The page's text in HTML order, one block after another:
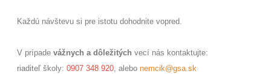
Každú návštevu si pre istotu dohodnite vopred.
V prípadevážnych a dôležitých vecí nás kontaktujte:
riaditeľ školy:0907 348 920, alebonemcik@gsa.sk